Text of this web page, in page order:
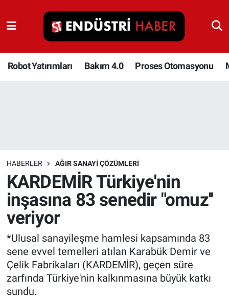
Robot Yatırımları Bakım 4.0 Proses Otomasyonu
HABERLER AĞIR SANAYI ÇÖZÜMLERI
KARDEMİR Türkiye'nin
inşasına 83 senedir "omuz''
veriyor
*Ulusal sanayileşme hamlesi kapsamında 83
sene evvel temelleri atılan Karabük Demir ve
Çelik Fabrikaları (KARDEMİR), geçen süre
zarfında Türkiye'nin kalkınmasına büyük katkı
sundu.
Robot Yatırımları
Bakım 4.0
Depolama Çözümleri
İnşaat ve Malzeme
HaberOrtak
EndüstriST
Enerjisini Üreten Fabrikalar